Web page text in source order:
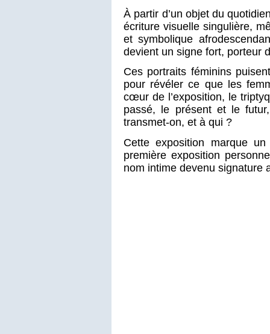
À partir d’un objet du
écriture visuelle singulière,
et symbolique
devient un signe fort, porteur
Ces portraits féminins
pour révéler ce que les
cœur de l’exposition, le
passé, le présent et le
transmet-on, et à qui ?
Cette exposition marque
première exposition
nom intime devenu signature